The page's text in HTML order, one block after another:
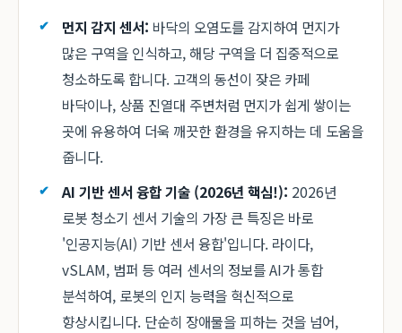
먼지 감지 센서: 바닥의 오염도를 감지하여 먼지가
많은 구역을 인식하고, 해당 구역을 더 집중적으로
청소하도록 합니다. 고객의 동선이 잦은 카페
바닥이나, 상품 진열대 주변처럼 먼지가 쉽게 쌓이는
곳에 유용하여 더욱 깨끗한 환경을 유지하는 데 도움을
줍니다.
AI 기반 센서 융합 기술 (2026년 핵심!): 2026년
로봇 청소기 센서 기술의 가장 큰 특징은 바로
'인공지능(AI) 기반 센서 융합'입니다. 라이다,
vSLAM, 범퍼 등 여러 센서의 정보를 AI가 통합
분석하여, 로봇의 인지 능력을 혁신적으로
향상시킵니다. 단순히 장애물을 피하는 것을 넘어,